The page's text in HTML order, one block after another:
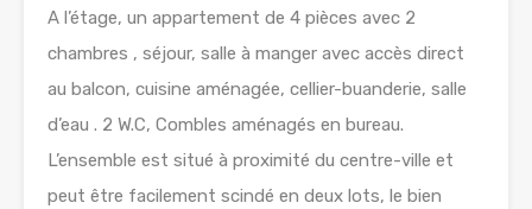
A l’étage, un appartement de 4 pièces avec 2
chambres , séjour, salle à manger avec accès direct
au balcon, cuisine aménagée, cellier-buanderie, salle
d’eau . 2 W.C, Combles aménagés en bureau.
L’ensemble est situé à proximité du centre-ville et
peut être facilement scindé en deux lots, le bien